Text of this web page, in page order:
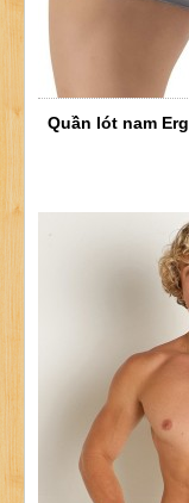
Quần lót nam